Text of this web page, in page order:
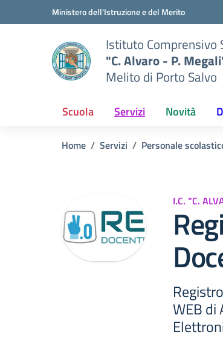
Vai ai contenuti
Vai al menu di navigazioneMinistero dell'Istruzione e del Merito
Istituto Comprensivo
"C. Alvaro - P.
Melito di Porto Salvo
Scuola Servizi Novità
Home Servizi Personale
I.C. “C.
WEB di